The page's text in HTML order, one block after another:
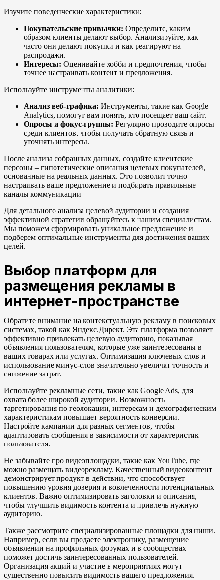
Изучите поведенческие характеристики:
Покупательские привычки: Определите, каким
образом клиенты делают выбор. Анализируйте, как
часто они делают покупки и как реагируют на
распродажи.
Интересы: Оценивайте хобби и предпочтения, чтобы
точнее настраивать контент и предложения.
Используйте инструменты аналитики:
Анализ веб-трафика: Инструменты, такие как Google
Analytics, помогут вам понять, кто посещает ваш сайт.
Опросы и фокус-группы: Регулярно проводите опросы
среди клиентов, чтобы получать обратную связь и
уточнять интересы.
После анализа собранных данных, создайте клиентские
персоны – гипотетические описания целевых покупателей,
основанные на реальных данных. Это позволит точно
настраивать ваше предложение и подбирать правильные
каналы коммуникации.
Для детального анализа целевой аудитории и создания
эффективной стратегии обращайтесь к нашим специалистам.
Мы поможем сформировать уникальное предложение и
подберем оптимальные инструменты для достижения ваших
целей.
Выбор платформ для
размещения рекламы в
интернет-пространстве
Обратите внимание на контекстуальную рекламу в поисковых
системах, такой как Яндекс.Директ. Эта платформа позволяет
эффективно привлекать целевую аудиторию, показывая
объявления пользователям, которые уже заинтересованы в
ваших товарах или услугах. Оптимизация ключевых слов и
использование минус-слов значительно увеличат точность и
снижение затрат.
Используйте рекламные сети, такие как Google Ads, для
охвата более широкой аудитории. Возможность
таргетирования по геолокации, интересам и демографическим
характеристикам повышает вероятность конверсии.
Настройте кампании для разных сегментов, чтобы
адаптировать сообщения в зависимости от характеристик
пользователя.
Не забывайте про видеоплощадки, такие как YouTube, где
можно размещать видеорекламу. Качественный видеоконтент
демонстрирует продукт в действии, что способствует
повышению уровня доверия и вовлеченности потенциальных
клиентов. Важно оптимизировать заголовки и описания,
чтобы улучшить видимость контента и привлечь нужную
аудиторию.
Также рассмотрите специализированные площадки для ниши.
Например, если вы продаете электронику, размещение
объявлений на профильных форумах и в сообществах
поможет достичь заинтересованных пользователей.
Организация акций и участие в мероприятиях могут
существенно повысить видимость вашего предложения.